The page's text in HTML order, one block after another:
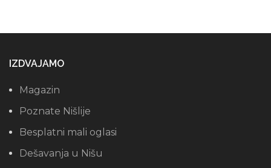
IZDVAJAMO
Magazin
Poznate Nišlije
Besplatni mali oglasi
Dešavanja u Nišu